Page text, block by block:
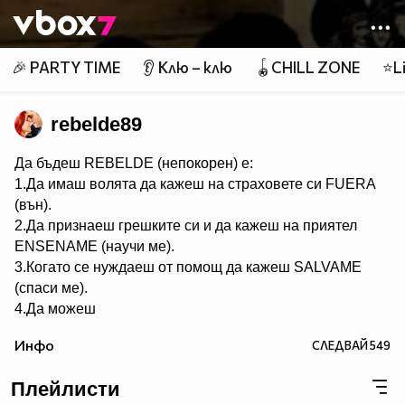
👾
🎉 PARTY TIME 👂 Клю – клю 🪀CHILL ZONE
rebelde89
Да бъдеш REBELDE (непокорен) е:
1.Да имаш волята да кажеш на страховете си FUERA
(вън).
2.Да признаеш грешките си и да кажеш на приятел
ЕNSENAME (научи ме).
3.Когато се нуждаеш от помощ да кажеш SALVAME
(спаси ме).
4.Да можеш
5.Да не преставаш да казваш ASY SOY YO (това съм
6.Да пожелаеш FELIZ CUMPEANOS (ЧРД) на твой
Инфо СЛЕДВАЙ549
Плейлисти